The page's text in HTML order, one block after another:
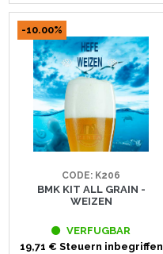
-10.00%
CODE: K206
BMK KIT ALL GRAIN -
WEIZEN
VERFUGBAR
19,71 € Steuern inbegriffen